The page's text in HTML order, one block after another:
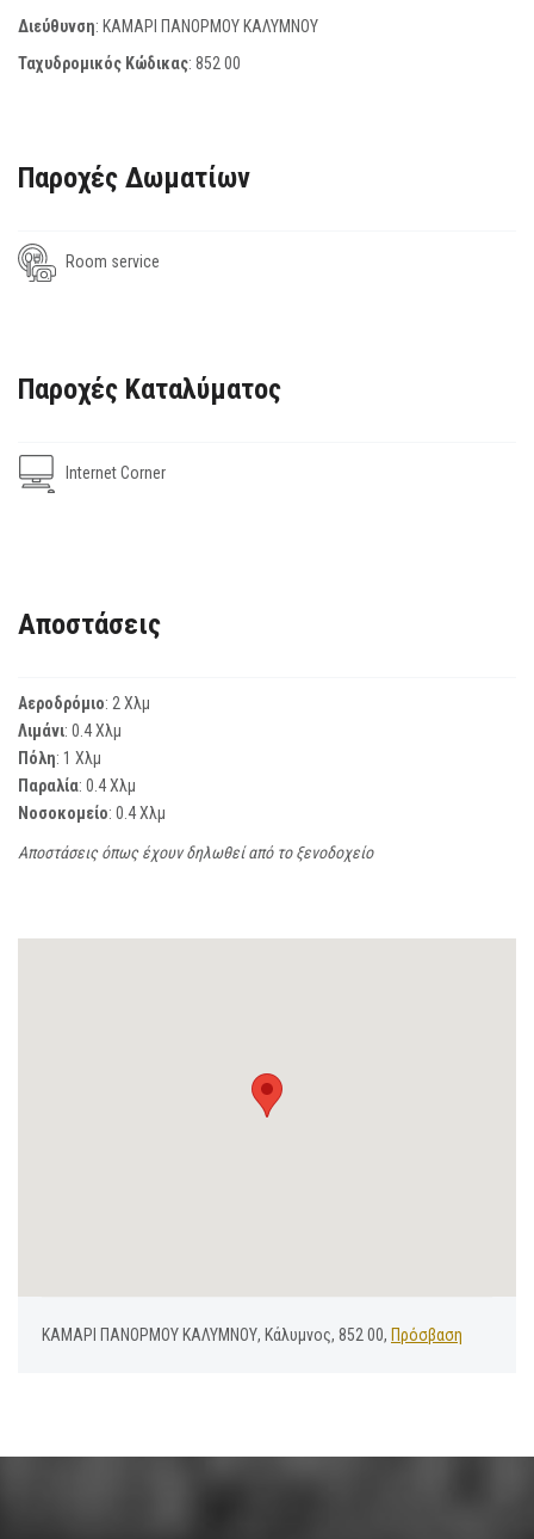
Διεύθυνση: ΚΑΜΑΡΙ ΠΑΝΟΡΜΟΥ ΚΑΛΥΜΝΟΥ
Ταχυδρομικός Κώδικας: 852 00
Παροχές Δωματίων
Room service
Παροχές Καταλύματος
Internet Corner
Αποστάσεις
Αεροδρόμιο: 2 Χλμ
Λιμάνι: 0.4 Χλμ
Πόλη: 1 Χλμ
Παραλία: 0.4 Χλμ
Νοσοκομείο: 0.4 Χλμ
Αποστάσεις όπως έχουν δηλωθεί από το ξενοδοχείο
ΚΑΜΑΡΙ ΠΑΝΟΡΜΟΥ ΚΑΛΥΜΝΟΥ, Κάλυμνος, 852 00, Πρόσβαση